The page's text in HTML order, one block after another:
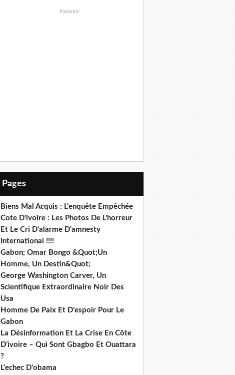
Publicité
Pages
Biens Mal Acquis : L'enquête Empêchée
Cote D'ivoire : Les Photos De L'horreur
Et Le Cri D'alarme D'amnesty
International !!!!
Gabon; Omar Bongo &Quot;Un
Homme, Un Destin&Quot;
George Washington Carver, Un
Scientifique Extraordinaire Noir Des
Usa
Homme De Paix Et D'espoir Pour Le
Gabon
La Désinformation Et La Crise En Côte
D’ivoire – Qui Sont Gbagbo Et Ouattara
?
L'echec D'obama